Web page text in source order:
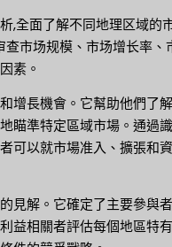
,全面了解不同地理区域的
市场规模、市场增长率、
素。
增長機會。它幫助他們了
瞄準特定區域市場。通過
可以就市場准入、擴張和
見解。它確定了主要參與
益相關者評估每個地區特